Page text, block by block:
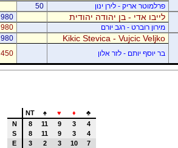
פרלמוטר אריק - לירן ינון
50
לייבו אדי - בן יהודה יהודית 980
מירון רוברט - רגב יורם
980
Kikic Stevica - Vujcic Veljko
980
בר יוסף יותם - לזר אלון
450
NT ♠ ♥ ♦
♣
N
8 11 9 3
4
S
8 11 9 3
4
E
3 2 3 10
7